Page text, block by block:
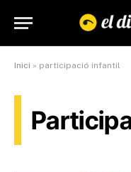
Inici » participació infantil